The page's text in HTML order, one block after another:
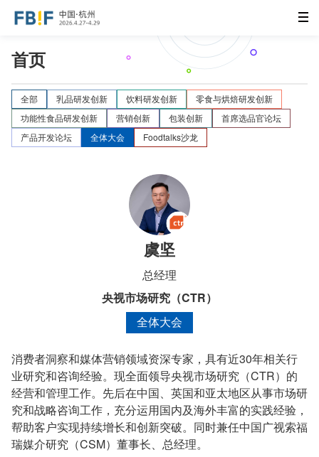
首页
全部 乳品研发创新 饮料研发创新
零食与烘焙研发创新
功能性食品研发创新
营销创新 包装创新
首席选品官论坛
产品开发论坛
全体大会 Foodtalks沙龙
虞坚
总经理
央视市场研究（CTR）
全体大会
消费者洞察和媒体营销领域资深专家，具有近30年相关行
业研究和咨询经验。现全面领导央视市场研究（CTR）的
经营和管理工作。先后在中国、英国和亚太地区从事市场研
究和战略咨询工作，充分运用国内及海外丰富的实践经验，
帮助客户实现持续增长和创新突破。同时兼任中国广视索福
瑞媒介研究（CSM）董事长、总经理。